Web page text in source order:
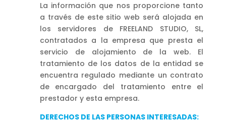
La información que nos proporcione tanto
a través de este sitio web será alojada en
los servidores de FREELAND STUDIO, SL,
contratados a la empresa que presta el
servicio de alojamiento de la web. El
tratamiento de los datos de la entidad se
encuentra regulado mediante un contrato
de encargado del tratamiento entre el
prestador y esta empresa.
DERECHOS DE LAS PERSONAS INTERESADAS: